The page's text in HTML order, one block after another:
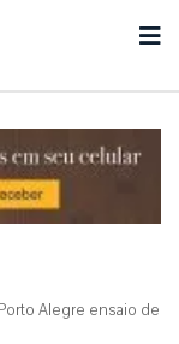
Alegre ensaio de